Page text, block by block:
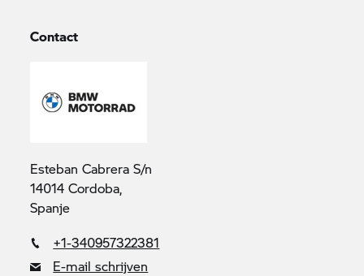
Contact
Esteban Cabrera S/n
14014 Cordoba,
Spanje
+1-340957322381
E-mail schrijven